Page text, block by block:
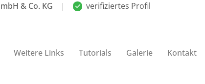
& Co. KG | verifiziertes Profil
Weitere Links Tutorials Galerie Kontakt